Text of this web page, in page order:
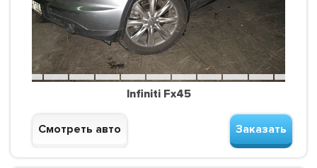
Infiniti Fx45
Смотреть авто Заказать